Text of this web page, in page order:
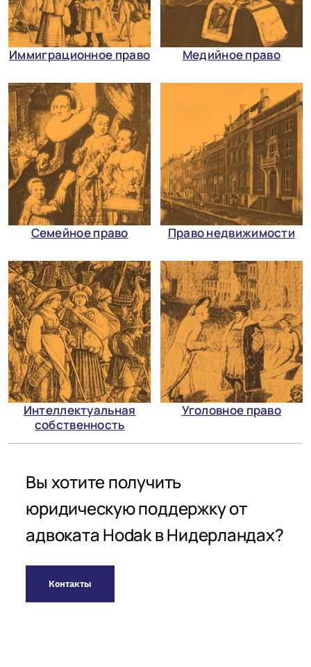
Иммиграционное право Медийное право
Семейное право Право недвижимости
Интеллектуальная
собственность
Уголовное право
Вы хотите получить
юридическую поддержку от
адвоката Hodak в Нидерландах?
Контакты